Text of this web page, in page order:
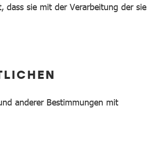
dass sie mit der Verarbeitung der sie
anderer Bestimmungen mit